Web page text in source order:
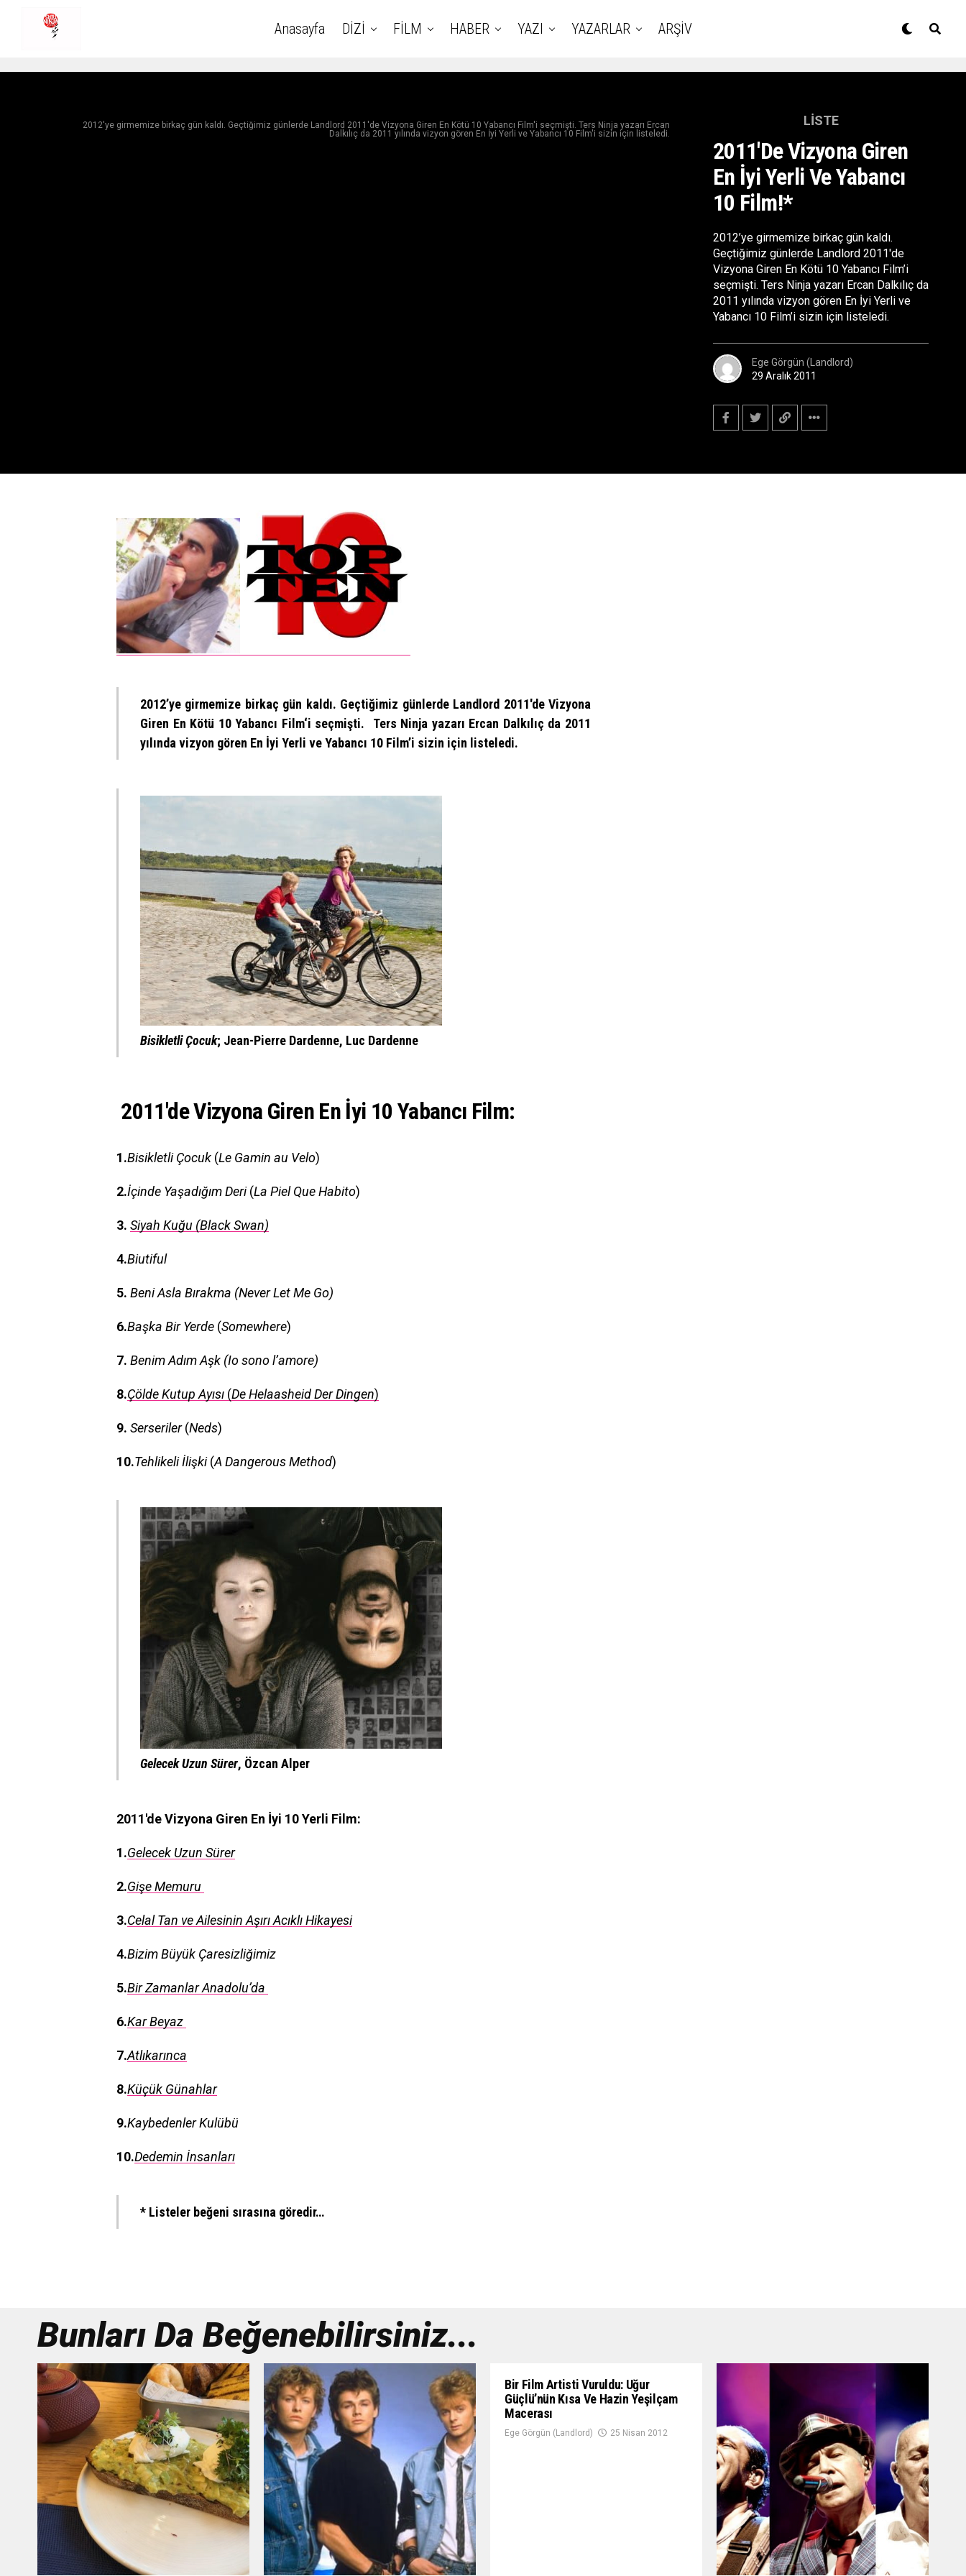
Anasayfa DİZİ FİLM HABER YAZI YAZARLAR ARŞİV
2012'ye girmemize birkaç gün kaldı. Geçtiğimiz günlerde Landlord 2011′de Vizyona Giren En Kötü 10 Yabancı Film'i seçmişti. Ters Ninja yazarı Ercan
Dalkılıç da 2011 yılında vizyon gören En İyi Yerli ve Yabancı 10 Film'i sizin için listeledi.
LISTE
2011′de Vizyona Giren
En İyi Yerli Ve Yabancı
10 Film!*
2012’ye girmemize birkaç gün kaldı.
Geçtiğimiz günlerde Landlord 2011′de
Vizyona Giren En Kötü 10 Yabancı Film’i
seçmişti. Ters Ninja yazarı Ercan Dalkılıç da
2011 yılında vizyon gören En İyi Yerli ve
Yabancı 10 Film’i sizin için listeledi.
Ege Görgün (Landlord)
29 Aralık 2011
2012’ye girmemize birkaç gün kaldı. Geçtiğimiz günlerde Landlord 2011′de Vizyona
Giren En Kötü 10 Yabancı Film‘i seçmişti. Ters Ninja yazarı Ercan Dalkılıç da 2011
yılında vizyon gören En İyi Yerli ve Yabancı 10 Film’i sizin için listeledi.
Bisikletli Çocuk; Jean-Pierre Dardenne, Luc Dardenne
2011′de Vizyona Giren En İyi 10 Yabancı Film:
1.Bisikletli Çocuk (Le Gamin au Velo)
2.İçinde Yaşadığım Deri(La Piel Que Habito)
3. Siyah Kuğu (Black Swan)
4.Biutiful
5. Beni Asla Bırakma (Never Let Me Go)
6.Başka Bir Yerde (Somewhere)
7. Benim Adım Aşk (Io sono l’amore)
8.Çölde Kutup Ayısı (De Helaasheid Der Dingen)
9. Serseriler(Neds)
10.Tehlikeli İlişki(A Dangerous Method)
Gelecek Uzun Sürer, Özcan Alper
2011′de Vizyona Giren En İyi 10 Yerli Film:
1.Gelecek Uzun Sürer
2.Gişe Memuru
3.Celal Tan ve Ailesinin Aşırı Acıklı Hikayesi
4.Bizim Büyük Çaresizliğimiz
5.Bir Zamanlar Anadolu’da
6.Kar Beyaz
7.Atlıkarınca
8.Küçük Günahlar
9.Kaybedenler Kulübü
10.Dedemin İnsanları
* Listeler beğeni sırasına göredir…
Bunları Da Beğenebilirsiniz...
Bir Film Artisti Vuruldu: Uğur
Güçlü’nün Kısa Ve Hazin Yeşilçam
Macerası
Ege Görgün (Landlord) 25 Nisan 2012